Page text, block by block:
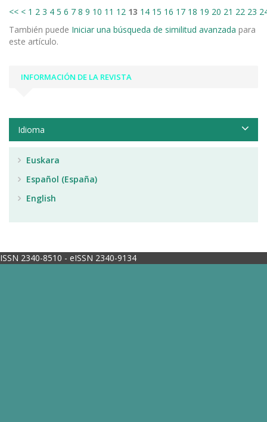
<< < 1 2 3 4 5 6 7 8 9 10 11 12 13 14 15 16 17 18 19 20 21 22 23
También puede Iniciar una búsqueda de similitud avanzada para
este artículo.
INFORMACIÓN DE LA REVISTA
Idioma
Euskara
Español (España)
English
ISSN 2340-8510 - eISSN 2340-9134